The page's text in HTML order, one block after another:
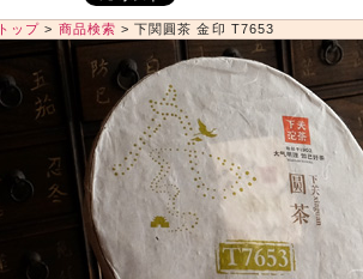
トップ > 商品検索 >下関圓茶 金印 T7653